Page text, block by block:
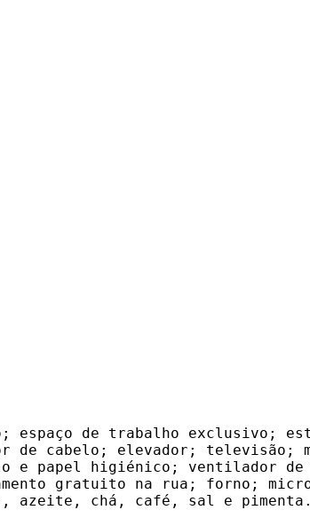
espaço de trabalho exclusivo;
de cabelo; elevador;
e papel higiénico; ventilador
gratuito na rua; forno;
azeite, chá, café, sal e pimenta.